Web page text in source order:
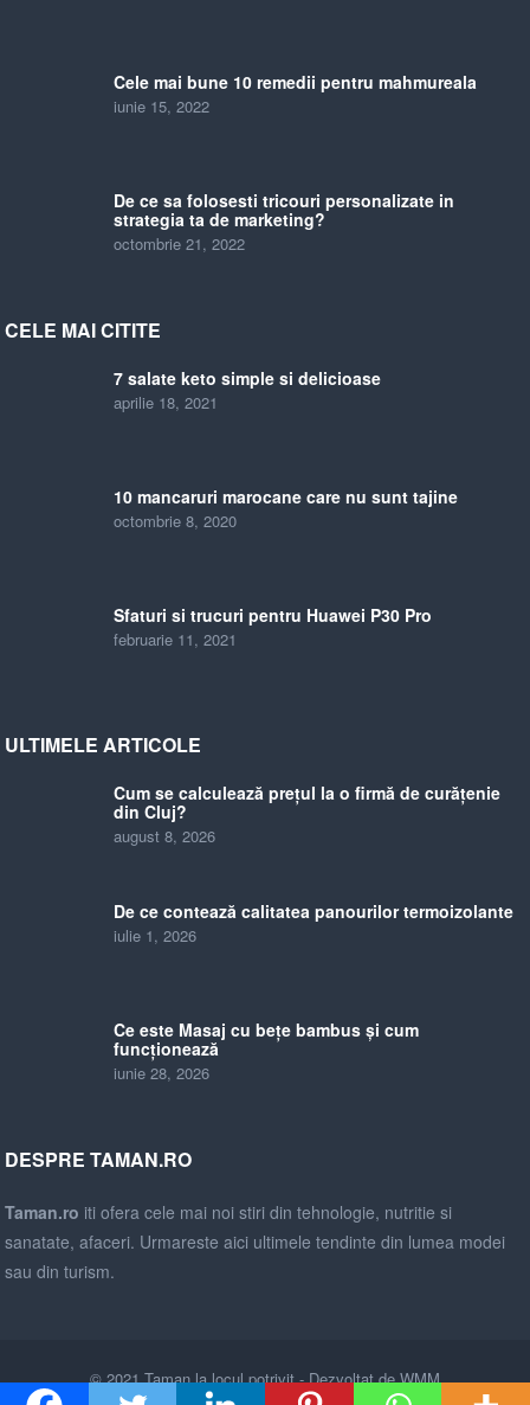
Cele mai bune 10 remedii pentru mahmureala
iunie 15, 2022
De ce sa folosesti tricouri personalizate in
strategia ta de marketing?
octombrie 21, 2022
CELE MAI CITITE
7 salate keto simple si delicioase
aprilie 18, 2021
10 mancaruri marocane care nu sunt tajine
octombrie 8, 2020
Sfaturi si trucuri pentru Huawei P30 Pro
februarie 11, 2021
ULTIMELE ARTICOLE
Cum se calculează prețul la o firmă de curățenie
din Cluj?
august 8, 2026
De ce contează calitatea panourilor termoizolante
iulie 1, 2026
Ce este Masaj cu bețe bambus și cum
funcționează
iunie 28, 2026
DESPRE TAMAN.RO
Taman.ro iti ofera cele mai noi stiri din tehnologie, nutritie si
sanatate, afaceri. Urmareste aici ultimele tendinte din lumea modei
sau din turism.
© 2021Taman la locul potrivit- Dezvoltat deWMM